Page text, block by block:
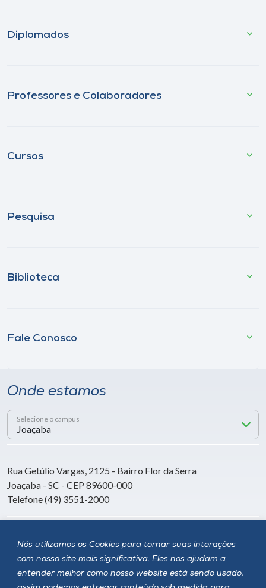
Nós utilizamos os Cookies para tornar suas interações
com nosso site mais significativa. Eles nos ajudam a
entender melhor como nosso website está sendo usado,
Diplomados
Professores e Colaboradores
Cursos
Pesquisa
Biblioteca
Fale Conosco
Onde estamos
Selecione o campus
Rua Getúlio Vargas, 2125 - Bairro Flor da Serra
Joaçaba - SC - CEP 89600-000
Telefone (49) 3551-2000
Siga a Unoesc